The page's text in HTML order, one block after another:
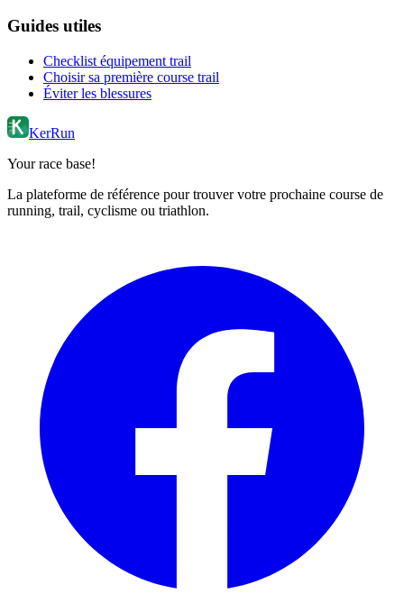
Guides utiles
Checklist équipement trail
Choisir sa première course trail
Éviter les blessures
KerRun
Your race base!
La plateforme de référence pour trouver votre prochaine course de
running, trail, cyclisme ou triathlon.